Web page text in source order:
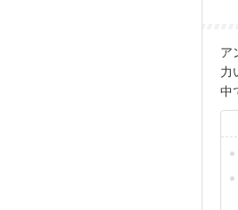
ア
力
中